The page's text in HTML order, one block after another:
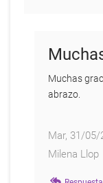
Muchas
abrazo.
Mar, 31/05/
Milena Llop